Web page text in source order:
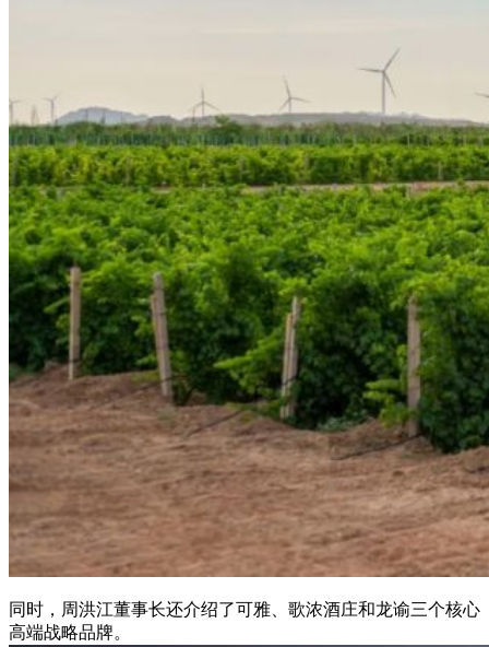
同时，周洪江董事长还介绍了可雅、歌浓酒庄和龙谕三个核心
高端战略品牌。